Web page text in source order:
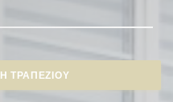
ΤΡΑΠΕΖΙΟΎ